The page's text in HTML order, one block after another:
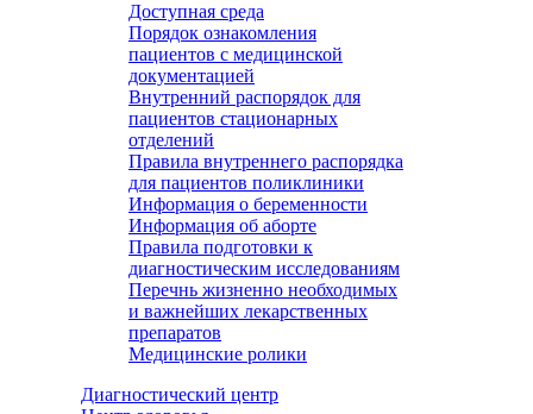
Доступная среда
Порядок ознакомления
пациентов с медицинской
документацией
Внутренний распорядок для
пациентов стационарных
отделений
Правила внутреннего распорядка
для пациентов поликлиники
Информация о беременности
Информация об аборте
Правила подготовки к
диагностическим исследованиям
Перечнь жизненно необходимых
и важнейших лекарственных
препаратов
Медицинские ролики
Диагностический центр